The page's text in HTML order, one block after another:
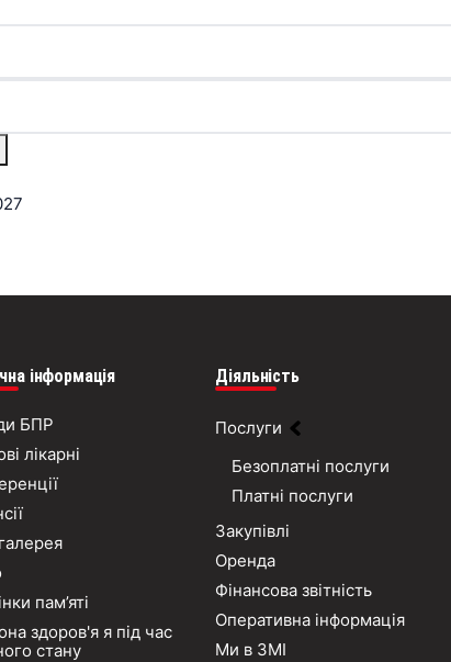
інформація
БПР
лікарні
пам’яті
здоров'я я під час
стану
Діяльність
Послуги
Безоплатні послуги
Платні послуги
Закупівлі
Оренда
Фінансова звітність
Оперативна інформація
Ми в ЗМІ